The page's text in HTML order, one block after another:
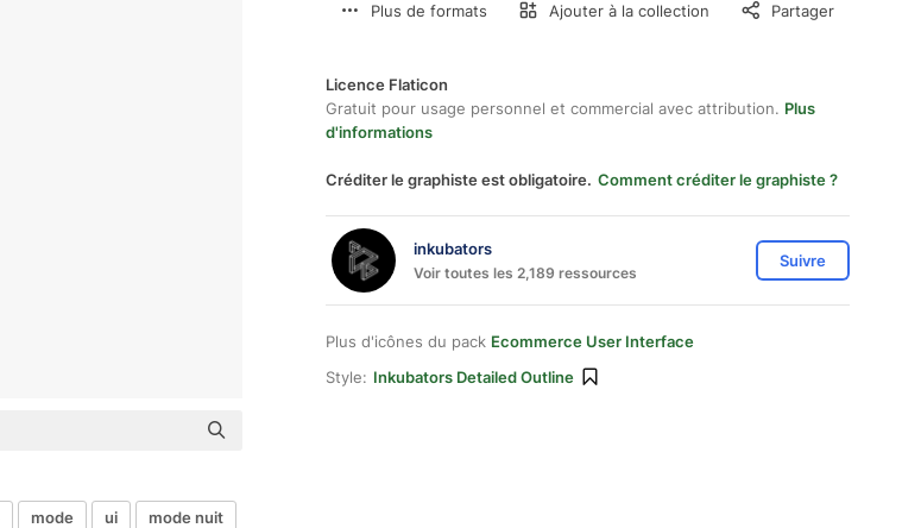
Plus de formats Ajouter à la collection Partager
Licence Flaticon
Gratuit pour usage personnel et commercial avec attribution. Plus
d'informations
Créditer le graphiste est obligatoire. Comment créditer le graphiste ?
inkubators
Voir toutes les 2,189 ressources
Suivre
Plus d'icônes du pack Ecommerce User Interface
Style: Inkubators Detailed Outline
mode ui mode nuit